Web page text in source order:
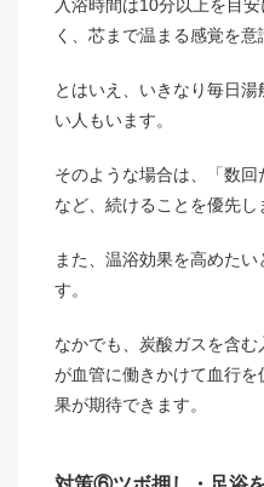
入浴時間は10分以上を目
く、芯まで温まる感覚を意
とはいえ、いきなり毎日
い人もいます。
そのような場合は、「数回
など、続けることを優先し
また、温浴効果を高めた
す。
なかでも、炭酸ガスを含
が血管に働きかけて血行
果が期待できます。